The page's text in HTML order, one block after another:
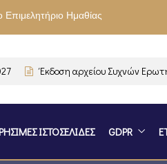
Ημαθίας
Έκδοση αρχείου Συχνών
ΙΣΤΟΣΕΛΙΔΕΣ GDPR